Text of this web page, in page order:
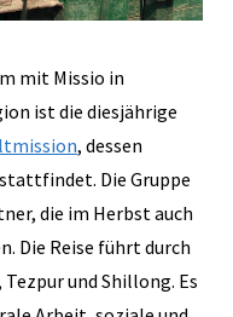
mit Missio in
ist die diesjährige
, dessen
Die Gruppe
die im Herbst auch
Die Reise führt durch
und Shillong. Es